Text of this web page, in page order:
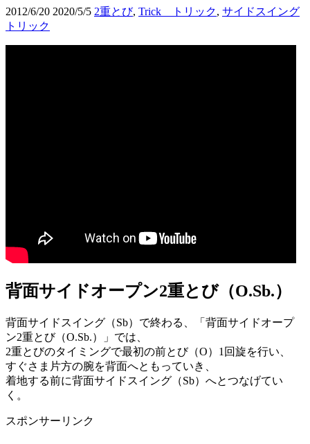
2012/6/20 2020/5/5 2重とび, Trick トリック, サイドスイング
トリック
背面サイドオープン2重とび（O.Sb.）
背面サイドスイング（Sb）で終わる、「背面サイドオープ
ン2重とび（O.Sb.）」では、
2重とびのタイミングで最初の前とび（O）1回旋を行い、
すぐさま片方の腕を背面へともっていき、
着地する前に背面サイドスイング（Sb）へとつなげてい
く。
スポンサーリンク